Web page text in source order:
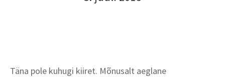
Täna pole kuhugi kiiret. Mõnusalt aeglane